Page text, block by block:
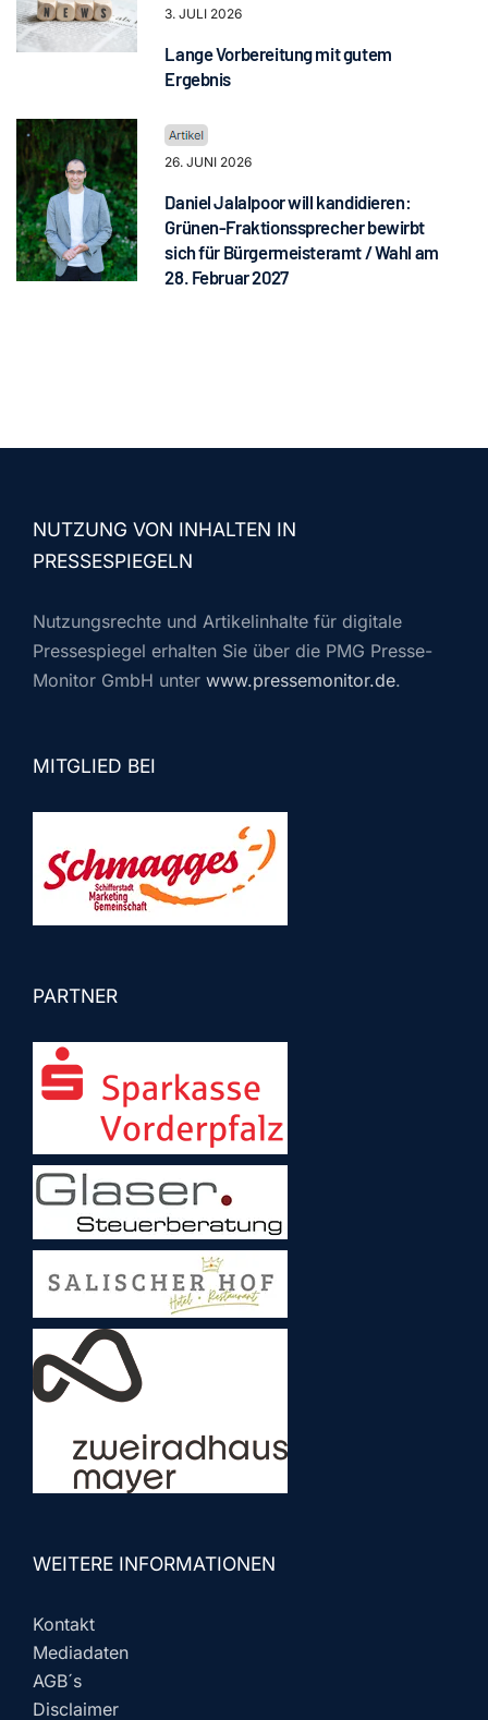
3. JULI 2026
Lange Vorbereitung mit gutem
Ergebnis
26. JUNI 2026
Daniel Jalalpoor will kandidieren:
Grünen-Fraktionssprecher bewirbt
sich für Bürgermeisteramt / Wahl am
28. Februar 2027
NUTZUNG VON INHALTEN IN
PRESSESPIEGELN
Nutzungsrechte und Artikelinhalte für digitale
Pressespiegel erhalten Sie über die PMG Presse-
Monitor GmbH unter www.pressemonitor.de.
MITGLIED BEI
PARTNER
WEITERE INFORMATIONEN
Kontakt
Mediadaten
AGB´s
Disclaimer